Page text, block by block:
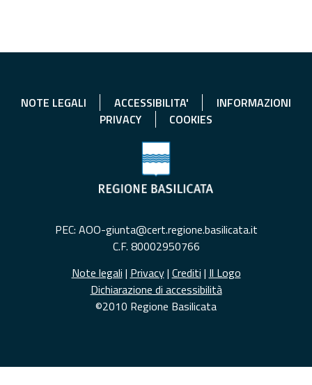
NOTE LEGALI ACCESSIBILITA'
INFORMAZIONI
PRIVACY
COOKIES
PEC: AOO-giunta@cert.regione.basilicata.it
C.F. 80002950766
Note legali | Privacy| Crediti | Il Logo
Dichiarazione di accessibilità
©2010 Regione Basilicata